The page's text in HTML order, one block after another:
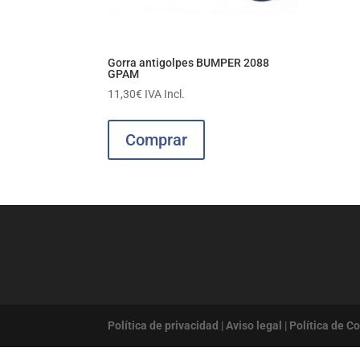
Gorra antigolpes BUMPER 2088
GPAM
11,30€ IVA Incl.
Comprar
Política de privacidad |Aviso legal | Política de